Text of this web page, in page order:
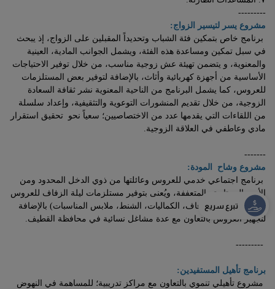
---------
مشروع يسر لتيسير الزواج:
برنامج خاص بتمكين فئة الشباب وتحديداً المقبلين على الزواج، إذ يبحث
في سبل تمكين ومساعدة هذه الفئة، ويشمل الجوانب المادية، العينية
والمعنوية، و يتضمن تهيئة عش زوجية مناسب، من خلال توفير الاحتياجات
الأساسية من أجهزة كهربائية وأثاث، بالإضافة لتوفير بعض المستلزمات
للعروس، كما يشمل البرنامج من الناحية المعنوية نشر ثقافة السعادة
الزوجية، من خلال تقديم المنشورات التوعوية والتثقيفية، وإعداد سلسلة
من اللقاءات التي يقدمها عدد من الاختصاصيين؛ سعياً نحو تحقيق استقرار
مادي وعاطفي في العلاقة الزوجية.
-------
مشروع وشاح المودة:
برنامج اجتماعي خدمي للعروس وعائلتها من ذوي الدخل المحدود ومن
الأسر المحتاجة والمتعففة، ويُعنى بتوفير مستلزمات ليلة الزفاف للعروس
وذويها، (فستان الزفاف، الكماليات، الشنط، ملابس المناسبات) بالإضافة
لتجهيز العروس بالتعاون مع عدة مشاغل نسائية في محافظة القطيف.
---------
برنامج تأهيل المستفيدين:
مشروع تأهيلي تنموي بالتعاون مع مراكز تدريبية؛ للمساهمة في النهوض
تبرع سريع